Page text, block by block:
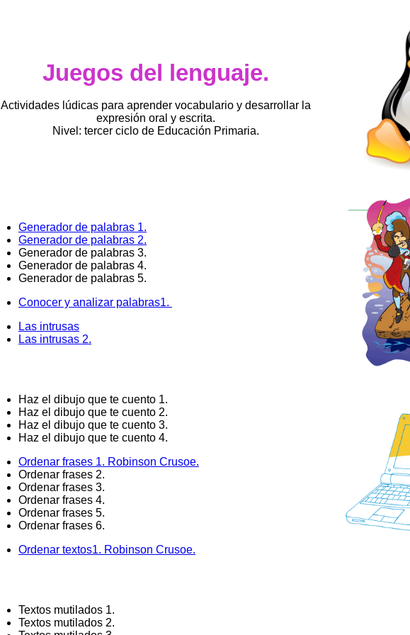
Juegos del lenguaje.
Actividades lúdicas para aprender vocabulario y desarrollar la
expresión oral y escrita.
Nivel: tercer ciclo de Educación Primaria.
Generador de palabras 1.
Generador de palabras 2.
Generador de palabras 3.
Generador de palabras 4.
Generador de palabras 5.
Conocer y analizar palabras1.
Las intrusas
Las intrusas 2.
Haz el dibujo que te cuento 1.
Haz el dibujo que te cuento 2.
Haz el dibujo que te cuento 3.
Haz el dibujo que te cuento 4.
Ordenar frases 1. Robinson Crusoe.
Ordenar frases 2.
Ordenar frases 3.
Ordenar frases 4.
Ordenar frases 5.
Ordenar frases 6.
Ordenar textos1. Robinson Crusoe.
Textos mutilados 1.
Textos mutilados 2.